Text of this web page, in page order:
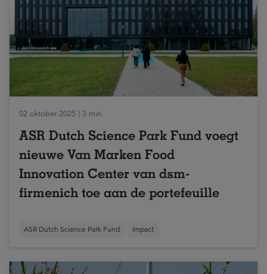
02 oktober 2025 | 3 min.
ASR Dutch Science Park Fund voegt
nieuwe Van Marken Food
Innovation Center van dsm-
firmenich toe aan de portefeuille
ASR Dutch Science Park Fund Impact